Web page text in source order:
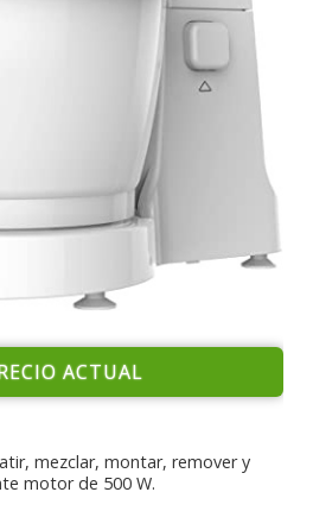
ACTUAL
mezclar, montar, remover y
motor de 500 W.